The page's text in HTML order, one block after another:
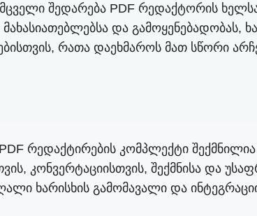
შედარება PDF რედაქტორის
და გამოყენებადობას,
რათა დაეხმაროს მათ სწორი
რედაქტირების კომპლექტი
კონვერტაციისთვის, შექმნისა და
ხარისხის გამომავალი და